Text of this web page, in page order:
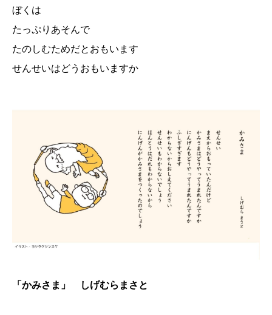
ぼくは
たっぷりあそんで
たのしむためだとおもいます
せんせいはどうおもいますか
「かみさま」 しげむらまさと